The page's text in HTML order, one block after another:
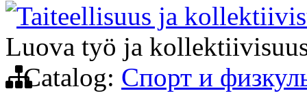
Taiteellisuus ja
Luova työ ja
Catalog: Спорт и